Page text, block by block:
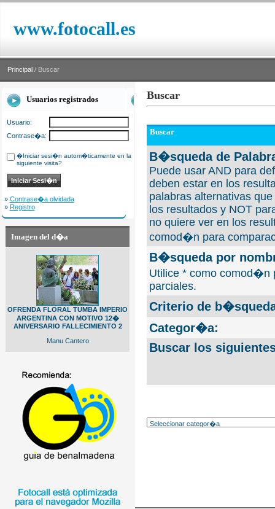
www.fotocall.es
Principal / Buscar
Usuarios registrados
Usuario:
Contrase�a:
�Iniciar sesi�n autom�ticamente en la
siguiente visita?
» Contrase�a olvidada
» Registro
Imagen del d�a
OFRENDA FLORAL TUMBA IMPERIO
ARGENTINA CON MOTIVO 12�
ANIVERSARIO FALLECIMIENTO 2
Manu Cantero
Buscar
Buscar
B�squeda de
Puede usar AND para
deben estar en los
palabras alternativas
los resultados y NOT
no quiere ver en los
comod�n para
B�squeda por
Utilice * como comod�n
parciales.
Criterio de
Categor�a:
Buscar los